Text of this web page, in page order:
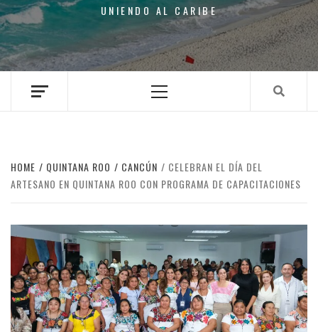
UNIENDO AL CARIBE
Menu
HOME QUINTANA ROO CANCÚN
CELEBRAN EL DÍA DEL
ARTESANO EN QUINTANA ROO CON PROGRAMA DE CAPACITACIONES